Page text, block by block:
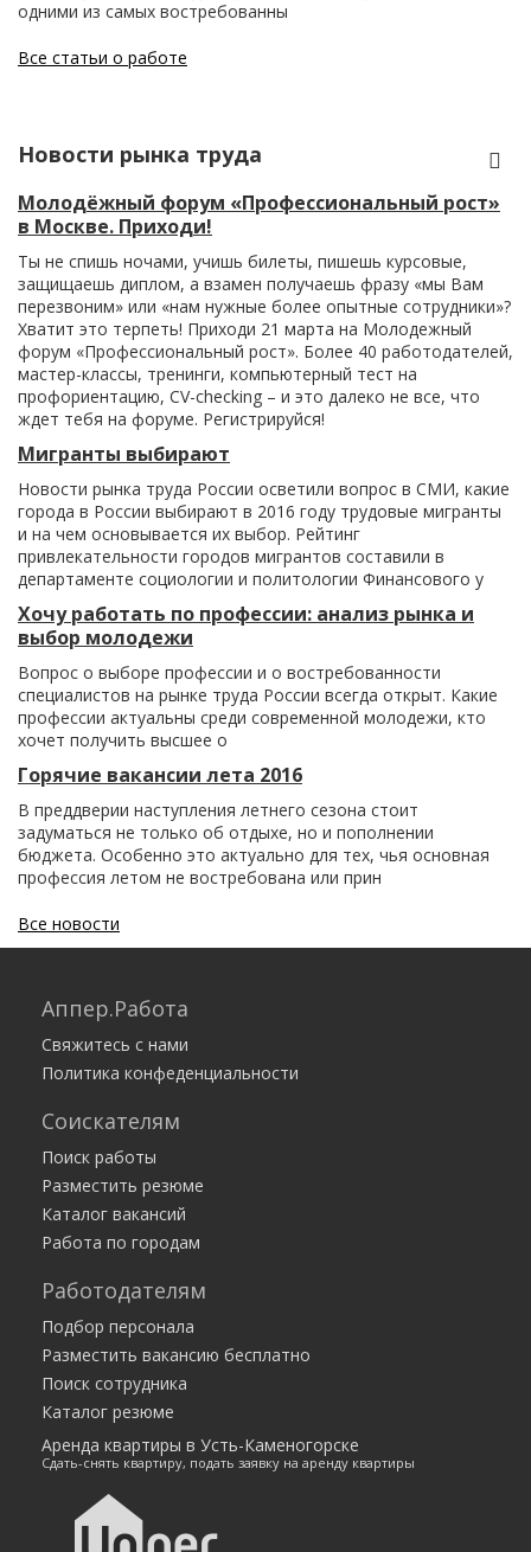
одними из самых востребованны
Все статьи о работе
Новости рынка труда
Молодёжный форум «Профессиональный рост»
в Москве. Приходи!
Ты не спишь ночами, учишь билеты, пишешь курсовые,
защищаешь диплом, а взамен получаешь фразу «мы Вам
перезвоним» или «нам нужные более опытные сотрудники»?
Хватит это терпеть! Приходи 21 марта на Молодежный
форум «Профессиональный рост». Более 40 работодателей,
мастер-классы, тренинги, компьютерный тест на
профориентацию, CV-checking – и это далеко не все, что
ждет тебя на форуме. Регистрируйся!
Мигранты выбирают
Новости рынка труда России осветили вопрос в СМИ, какие
города в России выбирают в 2016 году трудовые мигранты
и на чем основывается их выбор. Рейтинг
привлекательности городов мигрантов составили в
департаменте социологии и политологии Финансового у
Хочу работать по профессии: анализ рынка и
выбор молодежи
Вопрос о выборе профессии и о востребованности
специалистов на рынке труда России всегда открыт. Какие
профессии актуальны среди современной молодежи, кто
хочет получить высшее о
Горячие вакансии лета 2016
В преддверии наступления летнего сезона стоит
задуматься не только об отдыхе, но и пополнении
бюджета. Особенно это актуально для тех, чья основная
профессия летом не востребована или прин
Все новости
Работа в соседних городах
Усть-Каменогорск
Все города
Аппер.Работа
Свяжитесь с нами
Политика конфеденциальности
Соискателям
Поиск работы
Разместить резюме
Каталог вакансий
Работа по городам
Работодателям
Подбор персонала
Разместить вакансию бесплатно
Поиск сотрудника
Каталог резюме
Аренда квартиры в Усть-Каменогорске
Сдать-снять квартиру, подать заявку на аренду квартиры